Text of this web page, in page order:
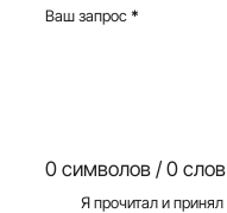
Ваш запрос *
0 символов / 0 слов
Я прочитал и принял